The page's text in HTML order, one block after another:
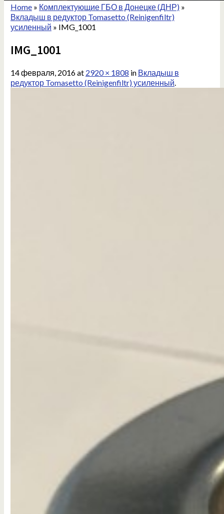
Home» Комплектующие ГБО в Донецке (ДНР)»
Вкладыш в редуктор Tomasetto (Reinigenfiltr)
усиленный » IMG_1001
IMG_1001
14 февраля, 2016at 2920 × 1808 in Вкладыш в
редуктор Tomasetto (Reinigenfiltr) усиленный.